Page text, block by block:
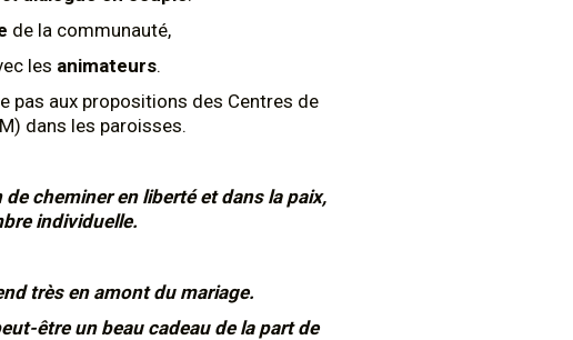
de la communauté,
les animateurs.
pas aux propositions des Centres de
dans les paroisses.
cheminer en liberté et dans la paix,
individuelle.
très en amont du mariage.
être un beau cadeau de la part de